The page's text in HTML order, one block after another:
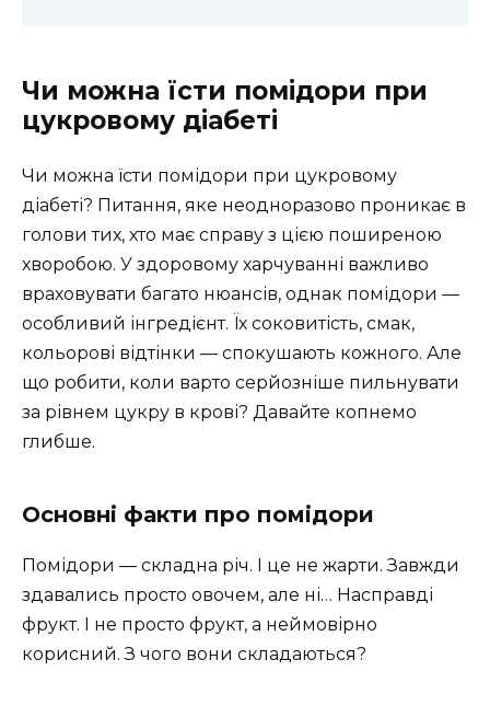
Чи можна їсти помідори при
цукровому діабеті
Чи можна їсти помідори при цукровому
діабеті? Питання, яке неодноразово проникає в
голови тих, хто має справу з цією поширеною
хворобою. У здоровому харчуванні важливо
враховувати багато нюансів, однак помідори —
особливий інгредієнт. Їх соковитість, смак,
кольорові відтінки — спокушають кожного. Але
що робити, коли варто серйозніше пильнувати
за рівнем цукру в крові? Давайте копнемо
глибше.
Основні факти про помідори
Помідори — складна річ. І це не жарти. Завжди
здавались просто овочем, але ні… Насправді
фрукт. І не просто фрукт, а неймовірно
корисний. З чого вони складаються?